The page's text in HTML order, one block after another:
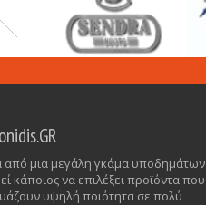
από μια μεγάλη γκάμα υποδημάτων
κάποιος να επιλέξει προϊόντα που
υψηλή ποιότητα σε πολύ